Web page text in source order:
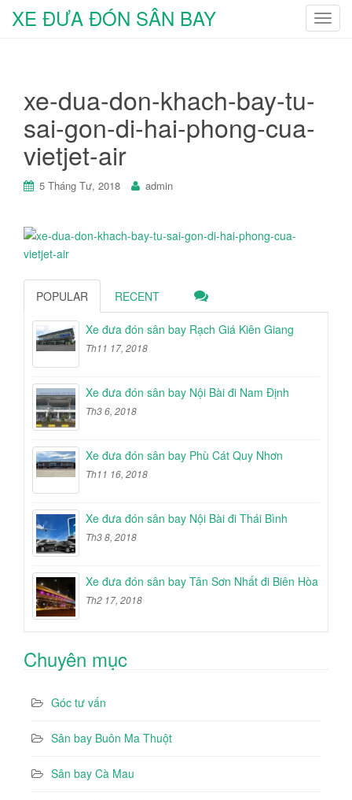
T
XE ĐƯA ĐÓN SÂN BAY
xe-dua-don-khach-bay-tu-
sai-gon-di-hai-phong-cua-
vietjet-air
5 Tháng Tư, 2018 admin
POPULAR RECENT
Xe đưa đón sân bay Rạch Giá Kiên Giang
Th11 17, 2018
Xe đưa đón sân bay Nội Bài đi Nam Định
Th3 6, 2018
Xe đưa đón sân bay Phù Cát Quy Nhơn
Th11 16, 2018
Xe đưa đón sân bay Nội Bài đi Thái Bình
Th3 8, 2018
Xe đưa đón sân bay Tân Sơn Nhất đi Biên Hòa
Th2 17, 2018
Chuyên mục
Góc tư vấn
Sân bay Buôn Ma Thuột
Sân bay Cà Mau